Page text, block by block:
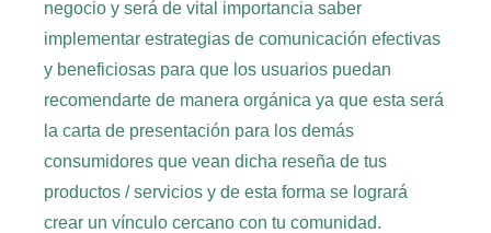
negocio y será de vital importancia saber
implementar estrategias de comunicación efectivas
y beneficiosas para que los usuarios puedan
recomendarte de manera orgánica ya que esta será
la carta de presentación para los demás
consumidores que vean dicha reseña de tus
productos / servicios y de esta forma se logrará
crear un vínculo cercano con tu comunidad.